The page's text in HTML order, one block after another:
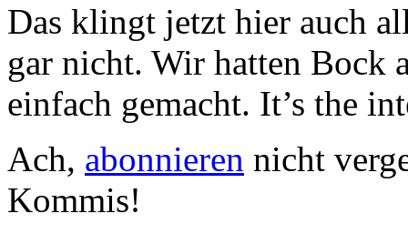
Das klingt jetzt hier auch
gar nicht. Wir hatten Bock
einfach gemacht. It’s the
Ach, abonnieren nicht
Kommis!